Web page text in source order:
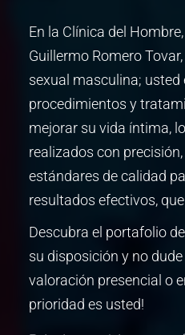
En la Clínica del
Guillermo Romero
sexual masculina;
procedimientos y
mejorar su vida íntima,
realizados con
estándares de calidad
resultados efectivos,
Descubra el portafolio
su disposición y no
valoración presencial o
prioridad es usted!